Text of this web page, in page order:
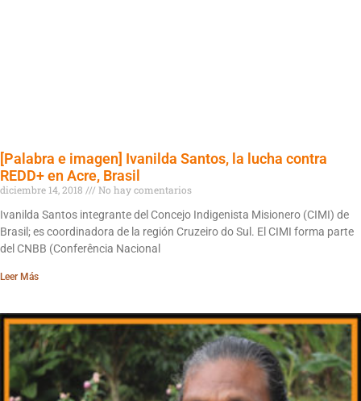
[Palabra e imagen] Ivanilda Santos, la lucha contra
REDD+ en Acre, Brasil
diciembre 14, 2018
No hay comentarios
Ivanilda Santos integrante del Concejo Indigenista Misionero (CIMI) de
Brasil; es coordinadora de la región Cruzeiro do Sul. El CIMI forma parte
del CNBB (Conferência Nacional
Leer Más